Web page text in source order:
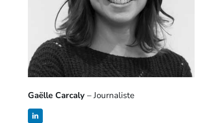
Gaëlle Carcaly– Journaliste